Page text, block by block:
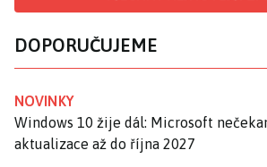
DOPORUČUJEME
NOVINKY
Windows 10 žije dál: Microsoft
aktualizace až do října 2027